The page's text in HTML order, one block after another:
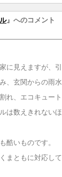
』へのコメント
に見えますが、
、玄関からの雨
れ、エコキュー
は数えきれないほ
酷いものです。
まともに対応し